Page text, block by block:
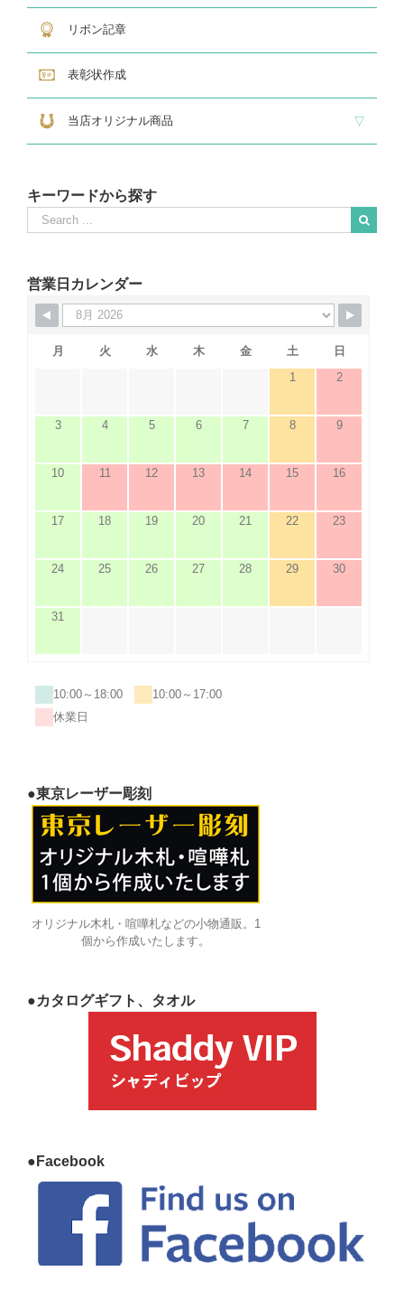
リボン記章
表彰状作成
当店オリジナル商品
キーワードから探す
Search
for:
営業日カレンダー
月 火 水 木 金 土
日
1
2
3 4 5 6 7 8 9
10 11 12 13 14 15 16
17 18 19 20 21 22 23
24 25 26 27 28 29 30
31
10:00～18:00
10:00～17:00
休業日
●東京レーザー彫刻
オリジナル木札・喧嘩札などの小物通販。1
個から作成いたします。
●カタログギフト、タオル
●Facebook